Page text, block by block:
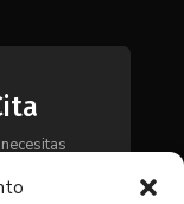
para